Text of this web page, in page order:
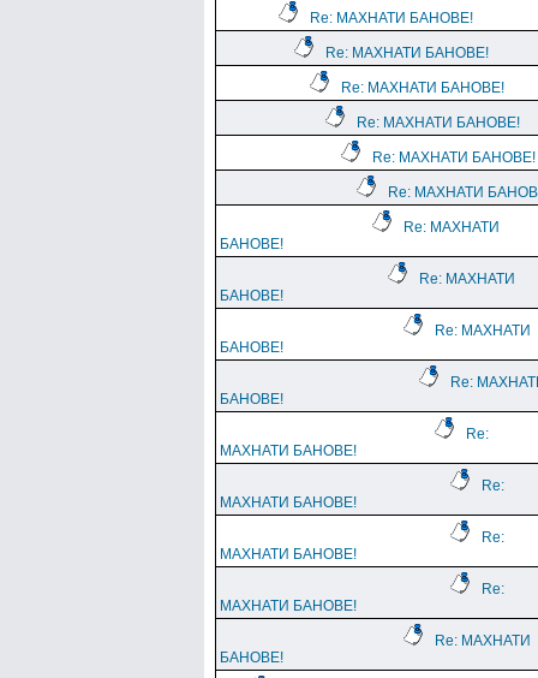
Re: МАХНАТИ БАНОВЕ!
Re: МАХНАТИ БАНОВЕ!
Re: МАХНАТИ БАНОВЕ!
Re: МАХНАТИ БАНОВЕ!
Re: МАХНАТИ БАНОВЕ!
Re: МАХНАТИ
Re: МАХНАТИ
БАНОВЕ!
Re: МАХНАТИ
БАНОВЕ!
Re: МАХНАТИ
БАНОВЕ!
Re:
БАНОВЕ!
Re:
МАХНАТИ БАНОВЕ!
Re:
МАХНАТИ БАНОВЕ!
Re:
МАХНАТИ БАНОВЕ!
Re:
МАХНАТИ БАНОВЕ!
Re: МАХНАТИ
БАНОВЕ!